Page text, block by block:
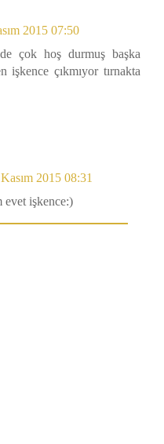
2015 07:50
çok hoş durmuş başka
işkence çıkmıyor tırnakta
2015 08:31
evet işkence:)